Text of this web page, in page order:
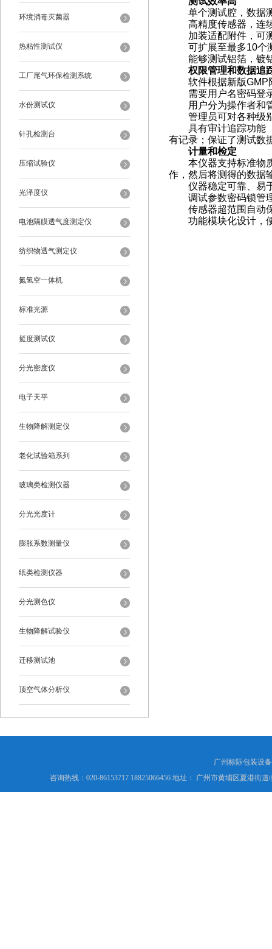
环境消毒灭菌器
热粘性测试仪
工厂尾气环保检测系统
水份测试仪
针孔检测台
压缩试验仪
光泽度仪
电池隔膜透气度测定仪
纺织物透气测定仪
氮氢空一体机
标准光源
挺度测试仪
分光密度仪
电子天平
生物降解测定仪
老化试验箱系列
玻璃类检测仪器
分光光度计
膨胀系数测量仪
纸类检测仪器
分光测色仪
生物降解试验仪
迁移测试池
顶空气体分析仪
单个测试腔，数据
高精度传感器，连续
加装适配附件，可测
可扩展至最多10个
能够测试铝箔，镀铝
权限管理和数据追
软件根据新版GMP
需要用户名密码登
用户分为操作者和管
管理员可对各种级别
具有审计追踪功能（
有记录；保证了测试数
计量和检定
本仪器支持标准物质
作，然后将测得的数据
仪器稳定可靠、易
调试参数密码锁管理
传感器超范围自动保
功能模块化设计，
广州标际包装设
咨询热线：020-86153717 18825066456 地址： 广州市黄埔区夏港街